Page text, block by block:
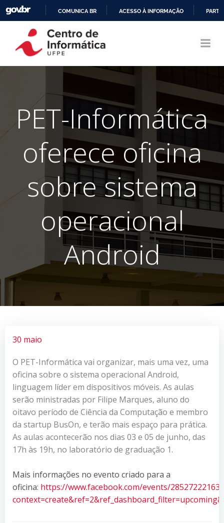
CONTEÚDO
COMUNICA BR ACESSO À INFORMAÇÃO
PET-Informática
oferece oficina
sobre sistema
operacional
Android
30 maio
O PET-Informática vai organizar, mais uma vez, uma
oficina sobre o sistema operacional Android,
linguagem líder em dispositivos móveis. As aulas
serão ministradas por Filipe Marques, aluno do
oitavo período de Ciência da Computação e membro
da startup BusOn, e terão mais espaço para prática.
As aulas acontecerão nos dias 03 e 05 de junho, das
17h às 19h, no laboratório de graduação 1.
Mais informações no evento criado para a
oficina: https://www.facebook.com/events/